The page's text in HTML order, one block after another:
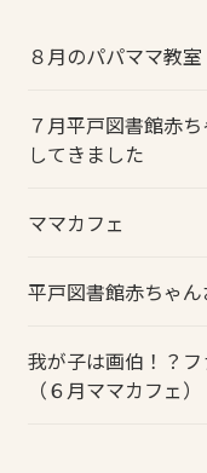
８月のパパママ教室
７月平戸図書館赤
してきました
ママカフェ
平戸図書館赤ちゃ
我が子は画伯！？フ
（６月ママカフェ）